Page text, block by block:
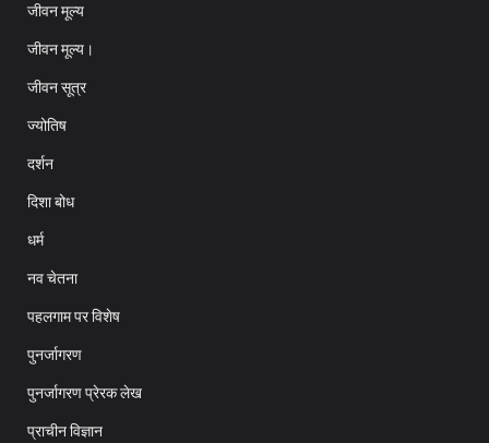
जीवन मूल्य
जीवन मूल्य।
जीवन सूत्र
ज्योतिष
दर्शन
दिशा बोध
धर्म
नव चेतना
पहलगाम पर विशेष
पुनर्जागरण
पुनर्जागरण प्रेरक लेख
प्राचीन विज्ञान